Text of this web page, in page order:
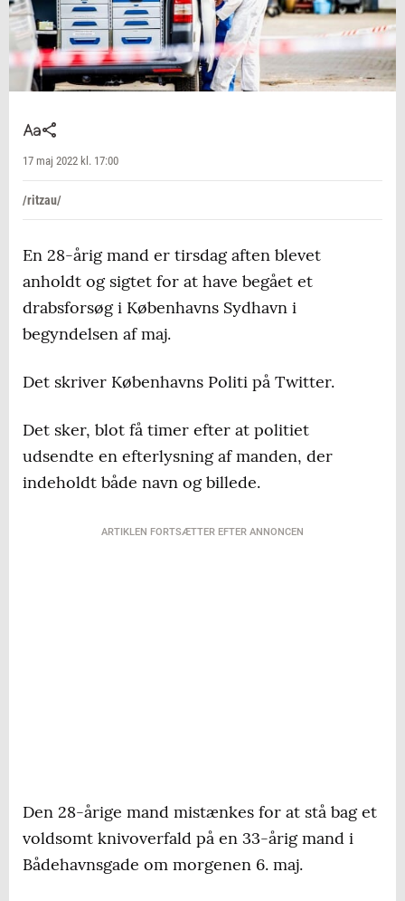
17 maj 2022 kl. 17:00
/ritzau/
En 28-årig mand er tirsdag aften blevet
anholdt og sigtet for at have begået et
drabsforsøg i Københavns Sydhavn i
begyndelsen af maj.
Det skriver Københavns Politi på Twitter.
Det sker, blot få timer efter at politiet
udsendte en efterlysning af manden, der
indeholdt både navn og billede.
ARTIKLEN FORTSÆTTER EFTER ANNONCEN
Den 28-årige mand mistænkes for at stå bag et
voldsomt knivoverfald på en 33-årig mand i
Bådehavnsgade om morgenen 6. maj.